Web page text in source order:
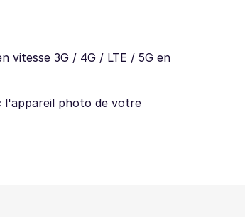
vitesse 3G / 4G / LTE / 5G en
l'appareil photo de votre